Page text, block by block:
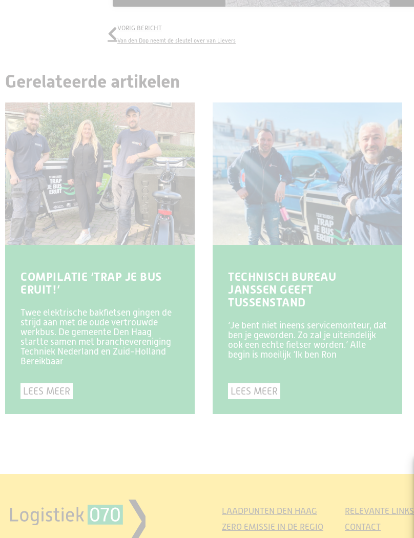
VORIG BERICHT
Van den Dop neemt de sleutel over van Lievers
Gerelateerde artikelen
COMPILATIE ‘TRAP JE BUS
ERUIT!’
Twee elektrische bakfietsen gingen de
strijd aan met de oude vertrouwde
werkbus. De gemeente Den Haag
startte samen met branchevereniging
Techniek Nederland en Zuid-Holland
Bereikbaar
LEES MEER
TECHNISCH BUREAU
JANSSEN GEEFT
TUSSENSTAND
‘Je bent niet ineens servicemonteur, dat
ben je geworden. Zo zal je uiteindelijk
ook een echte fietser worden.’ Alle
begin is moeilijk ‘Ik ben Ron
LEES MEER
LAADPUNTEN DEN HAAG
ZERO EMISSIE IN DE REGIO
RELEVANTE LINKS
CONTACT